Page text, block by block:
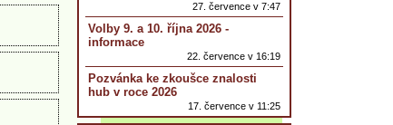
27. července v 7:47
Volby 9. a 10. října 2026 -
informace
22. července v 16:19
Pozvánka ke zkoušce znalosti
hub v roce 2026
17. července v 11:25